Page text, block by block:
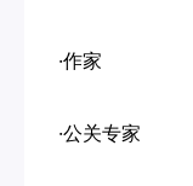
·作家
·公关专家